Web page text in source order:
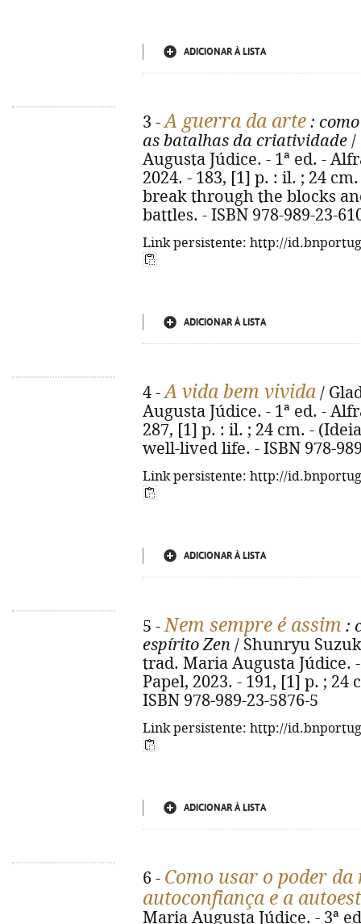
ADICIONAR À LISTA
3 -A guerra da arte :
as batalhas da criatividade /
Augusta Júdice. - 1ª ed. -
2024. - 183, [1] p. : il. ; 24
break through the blocks
battles. - ISBN 978-989-23-
Link persistente: http://
ADICIONAR À LISTA
4 -A vida bem vivida /
Augusta Júdice. - 1ª ed. -
287, [1] p. : il. ; 24 cm. -
well-lived life. - ISBN 978-
Link persistente: http://
ADICIONAR À LISTA
5 -Nem sempre é assim :
espírito Zen / Shunryu
trad. Maria Augusta Júdice.
Papel, 2023. - 191, [1] p. ;
ISBN 978-989-23-5876-5
Link persistente: http://
ADICIONAR À LISTA
6 - Como usar o poder
autoconfiança e a
Maria Augusta Júdice. - 3ª